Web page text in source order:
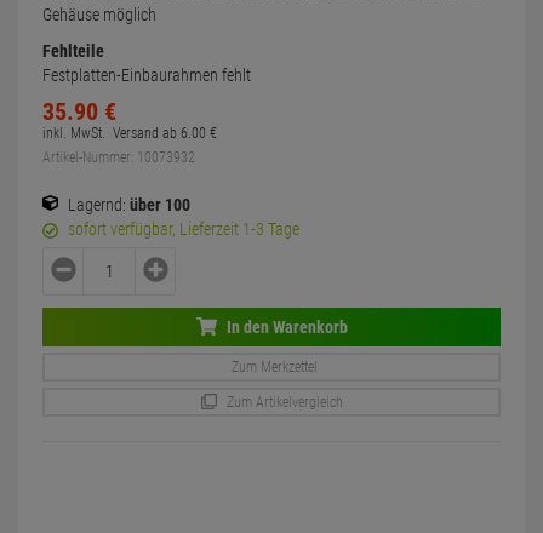
Gehäuse möglich
Fehlteile
Festplatten-Einbaurahmen fehlt
35.90 €
inkl. MwSt. Versand ab 6.00 €
Artikel-Nummer: 10073932
Lagernd: über 100
sofort verfügbar, Lieferzeit 1-3 Tage
In den Warenkorb
Zum Merkzettel
Zum Artikelvergleich